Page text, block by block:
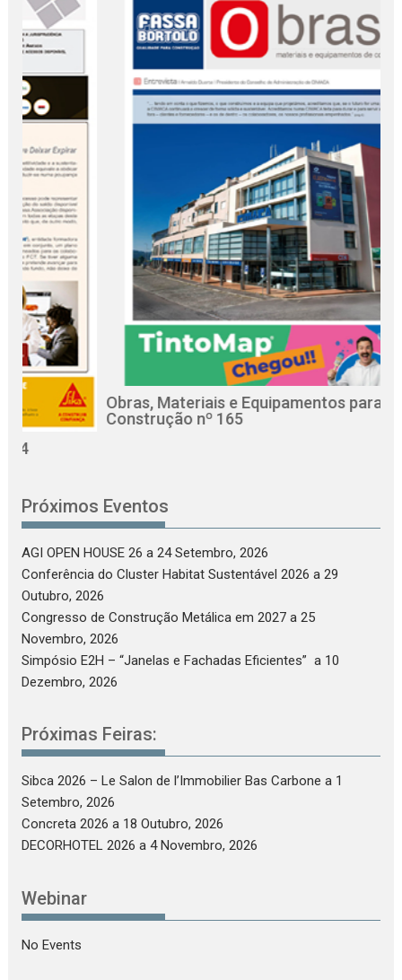
Obras, Materiais e Equipamentos para a
Construção nº 165
Próximos Eventos
AGI OPEN HOUSE 26 a 24 Setembro, 2026
Conferência do Cluster Habitat Sustentável 2026 a 29
Outubro, 2026
Congresso de Construção Metálica em 2027 a 25
Novembro, 2026
Simpósio E2H – “Janelas e Fachadas Eficientes” a 10
Dezembro, 2026
Próximas Feiras:
Sibca 2026 – Le Salon de l’Immobilier Bas Carbone a 1
Setembro, 2026
Concreta 2026 a 18 Outubro, 2026
DECORHOTEL 2026 a 4 Novembro, 2026
Webinar
No Events